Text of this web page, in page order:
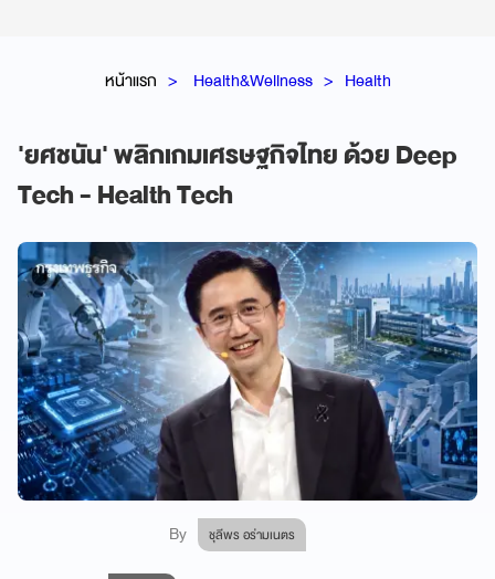
หน้าแรก Health&Wellness Health
'ยศชนัน' พลิกเกมเศรษฐกิจไทย ด้วย Deep
Tech - Health Tech
By ชุลีพร อร่ามเนตร